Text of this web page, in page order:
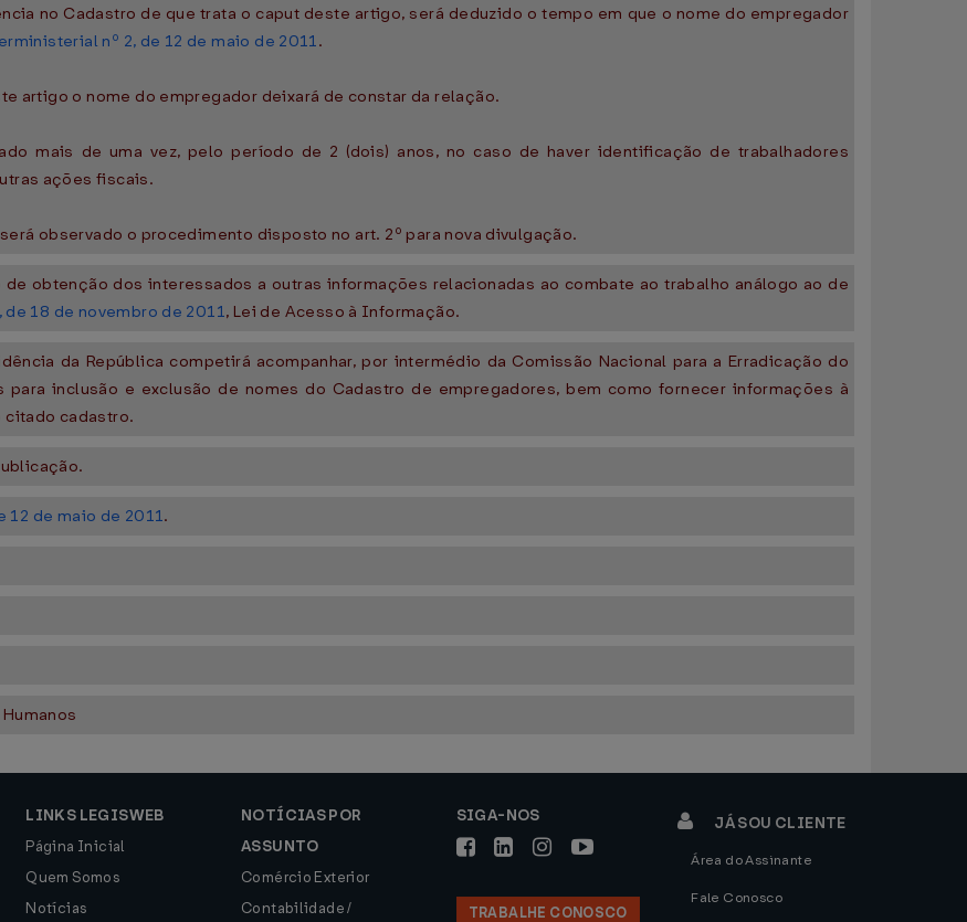
no Cadastro de que trata o caput deste artigo, será deduzido o tempo em que o nome do empregador
nº 2, de 12 de maio de 2011.
artigo o nome do empregador deixará de constar da relação.
mais de uma vez, pelo período de 2 (dois) anos, no caso de haver identificação de trabalhadores
ações fiscais.
observado o procedimento disposto no art. 2º para nova divulgação.
obtenção dos interessados a outras informações relacionadas ao combate ao trabalho análogo ao de
de 18 de novembro de 2011, Lei de Acesso à Informação.
da República competirá acompanhar, por intermédio da Comissão Nacional para a Erradicação do
para inclusão e exclusão de nomes do Cadastro de empregadores, bem como fornecer informações à
citado cadastro.
12 de maio de 2011.
LINKS LEGISWEB
Página Inicial
Quem Somos
Notícias
NOTÍCIAS POR
ASSUNTO
Comércio Exterior
Contabilidade /
SIGA-NOS
TRABALHE CONOSCO
JÁ SOU CLIENTE
Área do Assinante
Fale Conosco